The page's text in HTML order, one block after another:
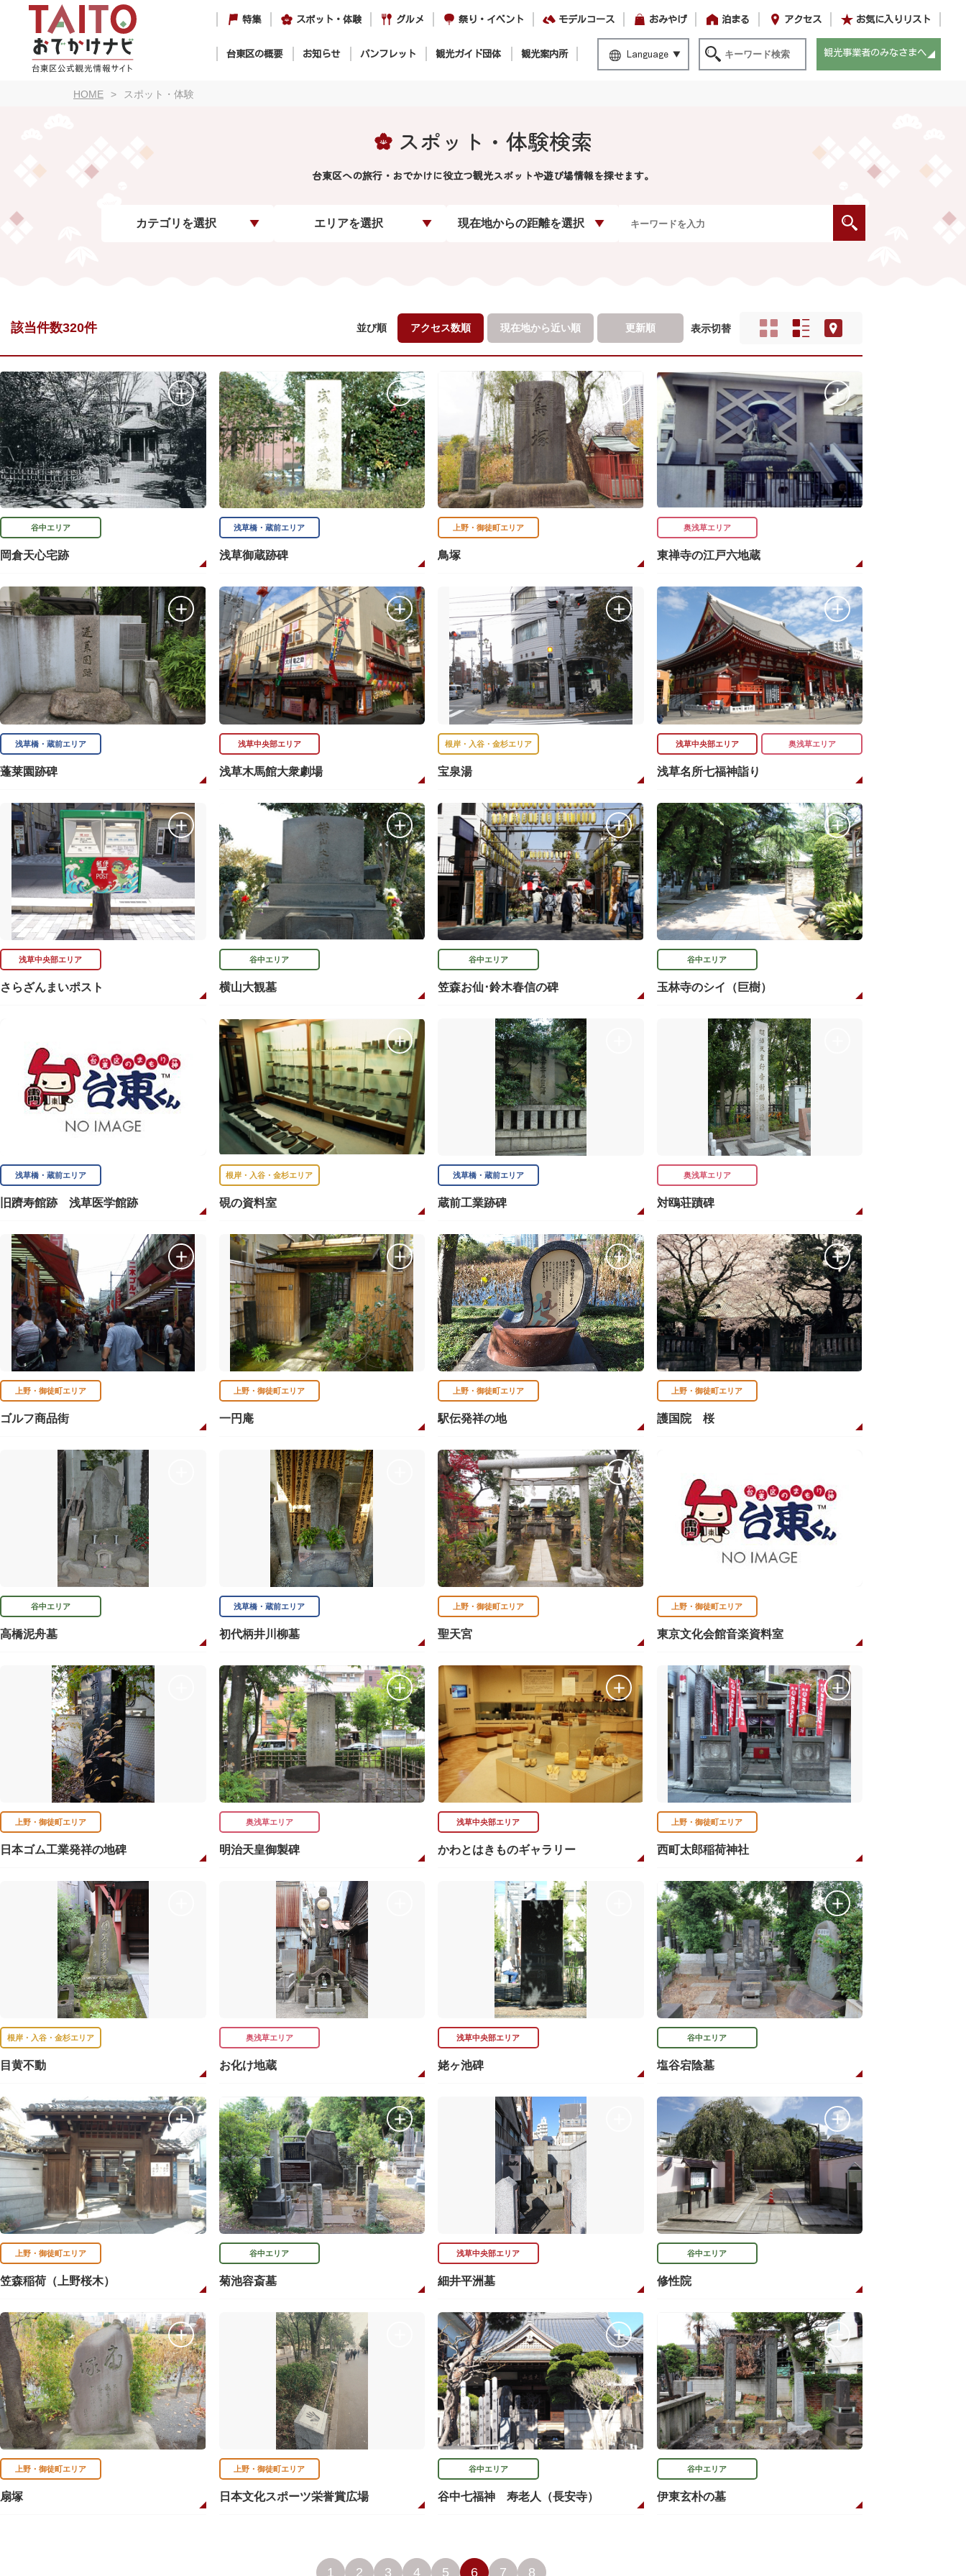
特集 スポット・体験 グルメ 祭り・イベント モデルコース おみやげ 泊まる アクセス お気に入りリスト
台東区の概要 お知らせ パンフレット 観光ガイド団体 観光案内所 Language 観光事業者のみなさまへ
HOME スポット・体験
スポット・体験検索
台東区への旅行・おでかけに役立つ観光スポットや遊び場情報を探せます。
カテゴリを選択 エリアを選択 現在地からの距離を選択
該当件数320件 並び順 アクセス数順 現在地から近い順 更新順 表示切替
谷中エリア
岡倉天心宅跡
浅草橋・蔵前エリア
浅草御蔵跡碑
上野・御徒町エリア
鳥塚
奥浅草エリア
東禅寺の江戸六地蔵
浅草橋・蔵前エリア
蓬莱園跡碑
浅草中央部エリア
浅草木馬館大衆劇場
根岸・入谷・金杉エリア
宝泉湯
浅草中央部エリア 奥浅草エリア
浅草名所七福神詣り
浅草中央部エリア
さらざんまいポスト
谷中エリア
横山大観墓
谷中エリア
笠森お仙･鈴木春信の碑
谷中エリア
玉林寺のシイ（巨樹）
浅草橋・蔵前エリア
旧躋寿館跡 浅草医学館跡
根岸・入谷・金杉エリア
硯の資料室
浅草橋・蔵前エリア
蔵前工業跡碑
奥浅草エリア
対鴎荘蹟碑
上野・御徒町エリア
ゴルフ商品街
上野・御徒町エリア
一円庵
上野・御徒町エリア
駅伝発祥の地
上野・御徒町エリア
護国院 桜
谷中エリア
高橋泥舟墓
浅草橋・蔵前エリア
初代柄井川柳墓
上野・御徒町エリア
聖天宮
上野・御徒町エリア
東京文化会館音楽資料室
上野・御徒町エリア
日本ゴム工業発祥の地碑
奥浅草エリア
明治天皇御製碑
浅草中央部エリア
かわとはきものギャラリー
上野・御徒町エリア
西町太郎稲荷神社
根岸・入谷・金杉エリア
目黄不動
奥浅草エリア
お化け地蔵
浅草中央部エリア
姥ヶ池碑
谷中エリア
塩谷宕陰墓
上野・御徒町エリア
笠森稲荷（上野桜木）
谷中エリア
菊池容斎墓
浅草中央部エリア
細井平洲墓
谷中エリア
修性院
上野・御徒町エリア
扇塚
上野・御徒町エリア
日本文化スポーツ栄誉賞広場
谷中エリア
谷中七福神 寿老人（長安寺）
谷中エリア
伊東玄朴の墓
1 2 3 4 5 6 7 8